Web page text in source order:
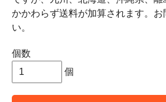
かかわらず送料が加算されます。お
い。
個数
個